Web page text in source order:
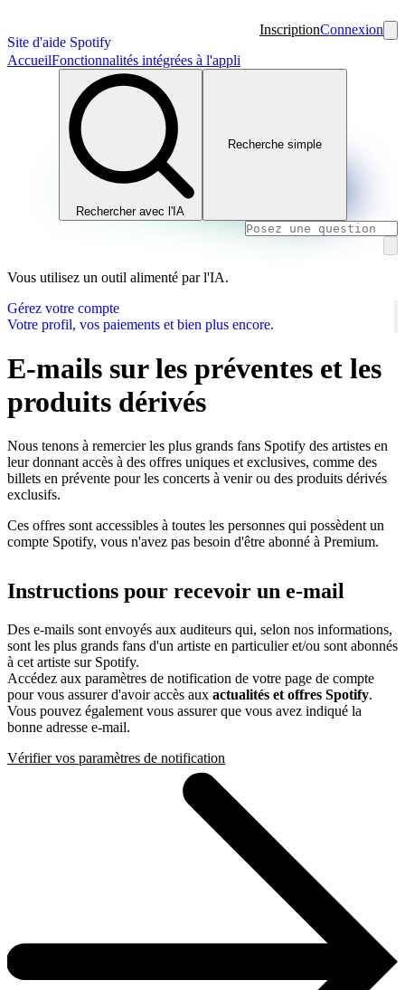
Site d'aide Spotify
InscriptionConnexion
AccueilFonctionnalités intégrées à l'appli
Rechercher avec l'IA
Recherche simple
Vous utilisez un outil alimenté par l'IA.
Gérez votre compte
Votre profil, vos paiements et bien plus encore.
E-mails sur les préventes et les
produits dérivés
Nous tenons à remercier les plus grands fans Spotify des artistes en
leur donnant accès à des offres uniques et exclusives, comme des
billets en prévente pour les concerts à venir ou des produits dérivés
exclusifs.
Ces offres sont accessibles à toutes les personnes qui possèdent un
compte Spotify, vous n'avez pas besoin d'être abonné à Premium.
Instructions pour recevoir un e-mail
Des e-mails sont envoyés aux auditeurs qui, selon nos informations,
sont les plus grands fans d'un artiste en particulier et/ou sont abonnés
à cet artiste sur Spotify.
Accédez aux paramètres de notification de votre page de compte
pour vous assurer d'avoir accès aux actualités et offres Spotify.
Vous pouvez également vous assurer que vous avez indiqué la
bonne adresse e-mail.
Vérifier vos paramètres de notification